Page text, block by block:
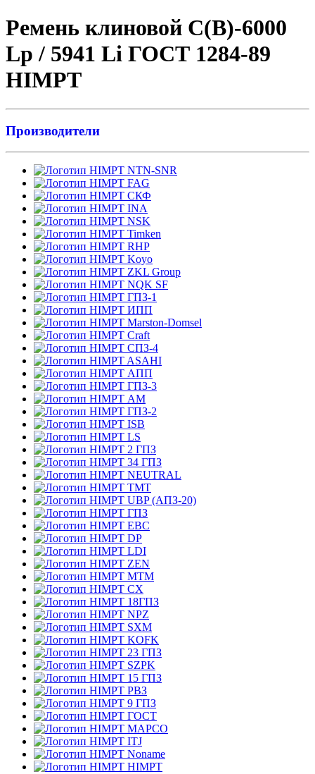
Ремень клиновой С(В)-6000
Lp / 5941 Li ГОСТ 1284-89
HIMPT
Производители
NTN-SNR
FAG
СКФ
INA
NSK
Timken
RHP
Koyo
ZKL Group
NQK SF
ГПЗ-1
ИПП
Marston-Domsel
Craft
СПЗ-4
ASAHI
АПП
ГПЗ-3
АМ
ГПЗ-2
ISB
LS
2 ГПЗ
34 ГПЗ
NEUTRAL
TMT
UBP (АПЗ-20)
ГПЗ
EBC
DP
LDI
ZEN
MTM
CX
18ГПЗ
NPZ
SXM
KOFK
23 ГПЗ
SZPK
15 ГПЗ
РВЗ
9 ГПЗ
ГОСТ
MAPCO
ITJ
Noname
HIMPT